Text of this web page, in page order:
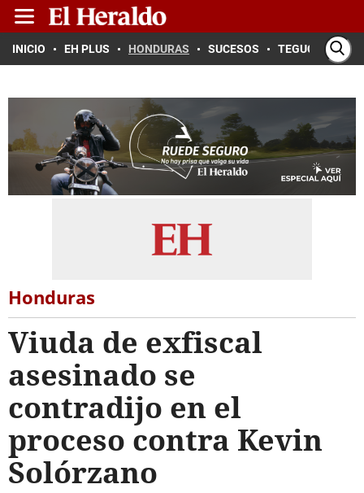
INICIO EH PLUS HONDURAS SUCESOS TEGUCIGALPA
Honduras
Viuda de exfiscal
asesinado se
contradijo en el
proceso contra Kevin
Solórzano